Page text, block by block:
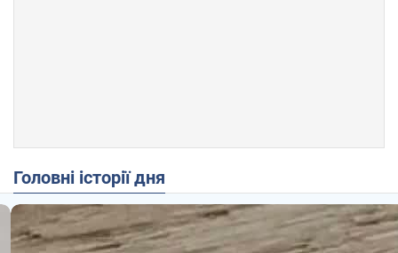
Головні історії дня